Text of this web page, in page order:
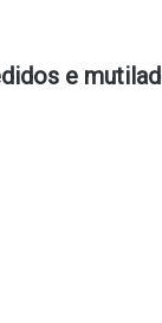
e